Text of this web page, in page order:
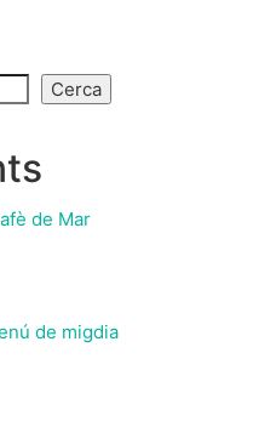
Cerca
de Mar
de migdia